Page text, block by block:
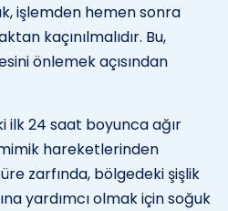
işlemden hemen sonra
kaçınılmalıdır. Bu,
önlemek açısından
ilk 24 saat boyunca ağır
hareketlerinden
zarfında, bölgedeki şişlik
yardımcı olmak için soğuk